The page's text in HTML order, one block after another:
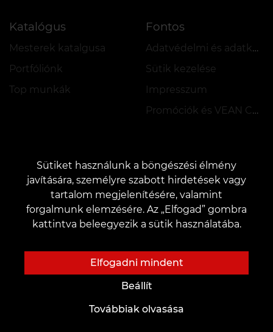
Katalógus
Mesterek katalgusa
Portfóliónk
Top munkák
Fontos
Adatvédelmi és adatkezelési szabályzat
Sütik kezelése
Impresszum
Promóciók és VEAN COINS szabályzata
KAPCSOLAT
Kapcsolatfelvétel:customers@vean-tattoo.hu
Együttműködés:marketing.veantattoo@gmail.com
Panaszok és javaslatok:complaints@vean-tattoo.com
Sütiket használunk a böngészési élmény
javítására, személyre szabott hirdetések vagy
tartalom megjelenítésére, valamint
forgalmunk elemzésére. Az „Elfogad” gombra
kattintva beleegyezik a sütik használatába.
Elfogadni mindent
Beállít
Továbbiak olvasása